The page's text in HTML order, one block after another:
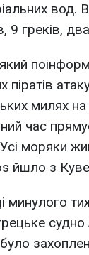
вод.
9 греків,
піратів
милях на
час
моряки
йшло з
минулого